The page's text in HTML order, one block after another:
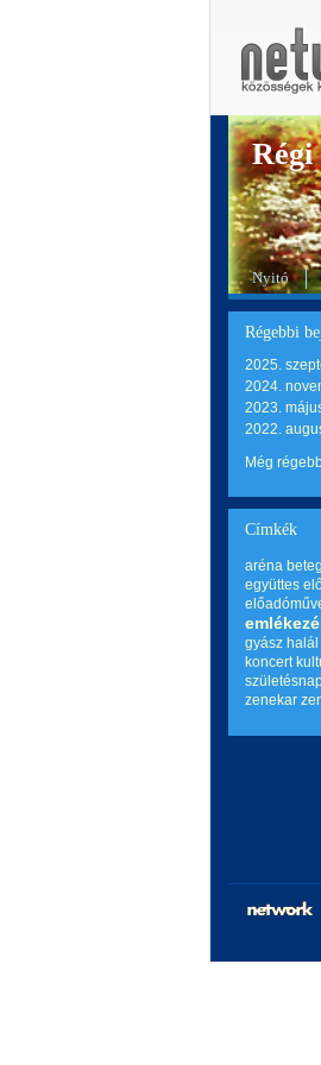
Régi
Nyitó
Régebbi
2025.
2024.
2023.
2022.
Még
Címkék
aréna
együttes
gyász halál
koncert
zenekar